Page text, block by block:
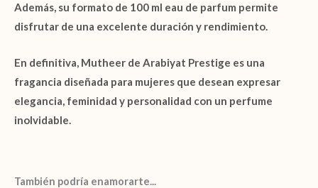
Además, su formato de 100 ml eau de parfum permite
disfrutar de una excelente duración y rendimiento.
En definitiva, Mutheer de Arabiyat Prestige es una
fragancia diseñada para mujeres que desean expresar
elegancia, feminidad y personalidad con un perfume
inolvidable.
También podría enamorarte...